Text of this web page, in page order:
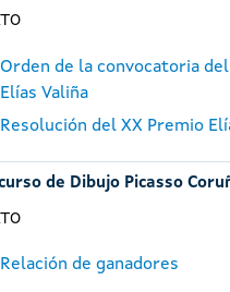
Orden de la convocatoria
Elías Valiña
Resolución del XX Premio
de Dibujo Picasso
Relación de ganadores